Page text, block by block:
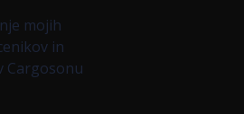
mojih
in
Cargosonu